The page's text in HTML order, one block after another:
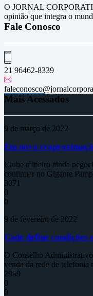
O JORNAL
opinião que integra o
Fale Conosco
21 96462-8339
Mais Acessados
9 de março de 2022
Em nova
Clube mineiro ainda
continuar no Gigante
3071
0
0
9 de fevereiro de 2022
Cade define
O Conselho
venda da rede de telefonia
2959
0
0